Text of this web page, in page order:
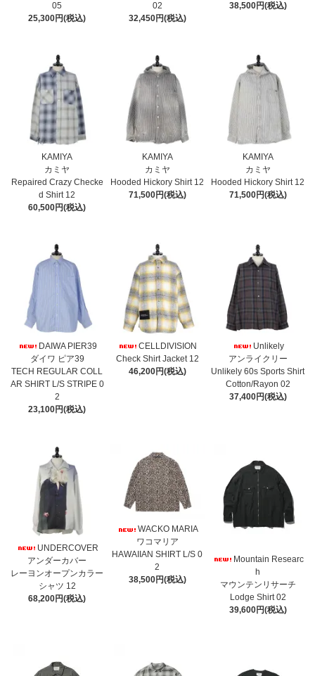
05
25,300円(税込)
02
32,450円(税込)
38,500円(税込)
KAMIYA
カミヤ
Repaired Crazy Checke
d Shirt 12
60,500円(税込)
KAMIYA
カミヤ
Hooded Hickory Shirt 12
71,500円(税込)
KAMIYA
カミヤ
Hooded Hickory Shirt 12
71,500円(税込)
DAIWA PIER39
ダイワ ピア39
TECH REGULAR COLL
AR SHIRT L/S STRIPE 0
2
23,100円(税込)
CELLDIVISION
Check Shirt Jacket 12
46,200円(税込)
Unlikely
アンライクリー
Unlikely 60s Sports Shirt
Cotton/Rayon 02
37,400円(税込)
UNDERCOVER
アンダーカバー
レーヨンオープンカラー
シャツ 12
68,200円(税込)
WACKO MARIA
ワコマリア
HAWAIIAN SHIRT L/S 0
2
38,500円(税込)
Mountain Researc
h
マウンテンリサーチ
Lodge Shirt 02
39,600円(税込)